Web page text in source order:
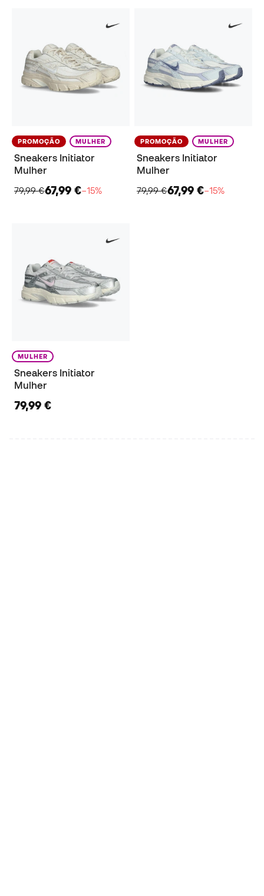
PROMOÇÃO MULHER
Sneakers Initiator
Mulher
79,99 €67,99 €−15%
PROMOÇÃO MULHER
Sneakers Initiator
Mulher
79,99 €67,99 €−15%
MULHER
Sneakers Initiator
Mulher
79,99 €